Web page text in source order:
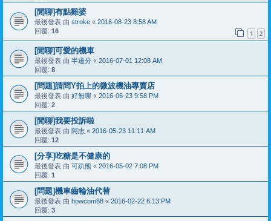
[閒聊]有點雞婆
最後發表 由 stroke « 2016-08-23 8:58 AM
回覆: 16 1 2
[閒聊]可愛的機車
最後發表 由 半邊分 « 2016-07-01 12:08 AM
回覆: 8
[問題]請問Y拍上的微波機油專賣店
最後發表 由 好無聊 « 2016-06-23 9:58 PM
回覆: 2
[閒聊]我要投訴啦
最後發表 由 阿志 « 2016-05-23 11:11 AM
回覆: 12
[分享]吃糖是不健康的
最後發表 由 可趴熊 « 2016-05-02 7:08 PM
回覆: 1
[問題]機車齒輪油代替
最後發表 由 howcom88 « 2016-02-22 6:13 PM
回覆: 3